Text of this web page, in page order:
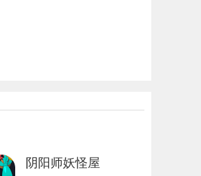
阴阳师妖怪屋